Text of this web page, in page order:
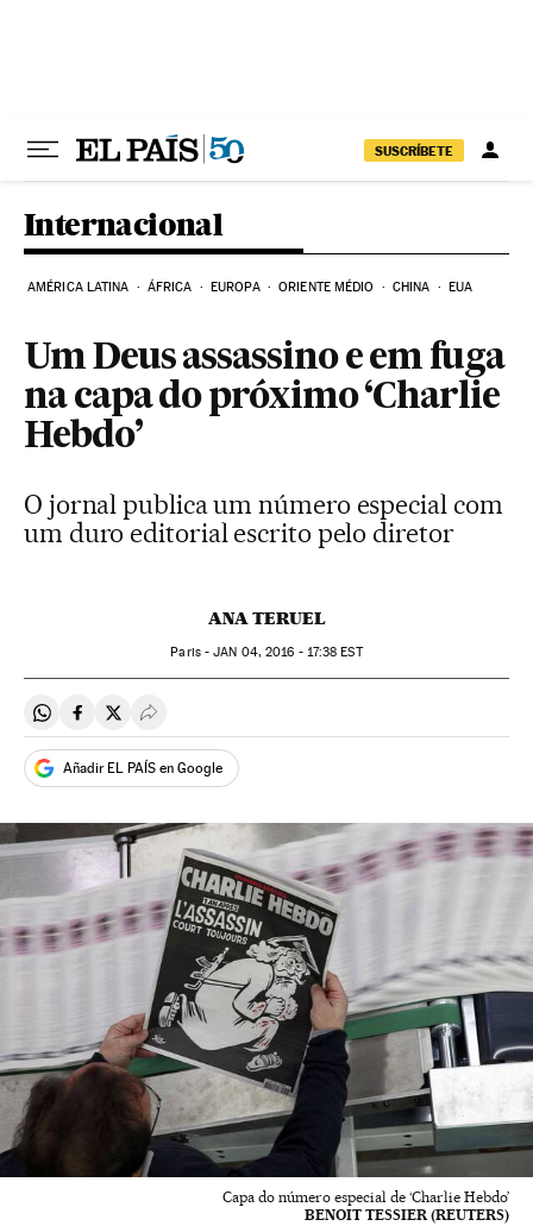
SUSCRÍBETE
Internacional
AMÉRICA LATINA ÁFRICA EUROPA ORIENTE MÉDIO CHINA EUA
Um Deus assassino e em fuga
na capa do próximo ‘Charlie
Hebdo’
O jornal publica um número especial com
um duro editorial escrito pelo diretor
ANA TERUEL
Paris -JAN 04, 2016 - 17:38 EST
Compartir en Whatsapp
Compartir en Facebook
Compartir en Twitter
Desplegar Redes Sociales
Añadir EL PAÍS en Google
Capa do número especial de ‘Charlie Hebdo’
BENOIT TESSIER (REUTERS)